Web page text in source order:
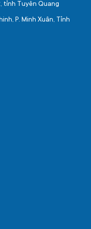
tỉnh Tuyên Quang
P. Minh Xuân, Tỉnh